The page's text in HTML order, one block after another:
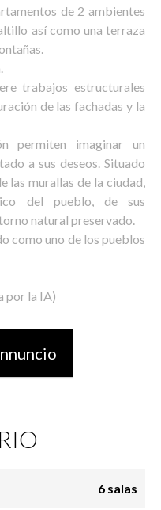
de 2 ambientes
así como una terraza
trabajos estructurales
de las fachadas y la
permiten imaginar un
a sus deseos. Situado
las murallas de la ciudad,
del pueblo, de sus
natural preservado.
como uno de los pueblos
por la IA)
6 salas